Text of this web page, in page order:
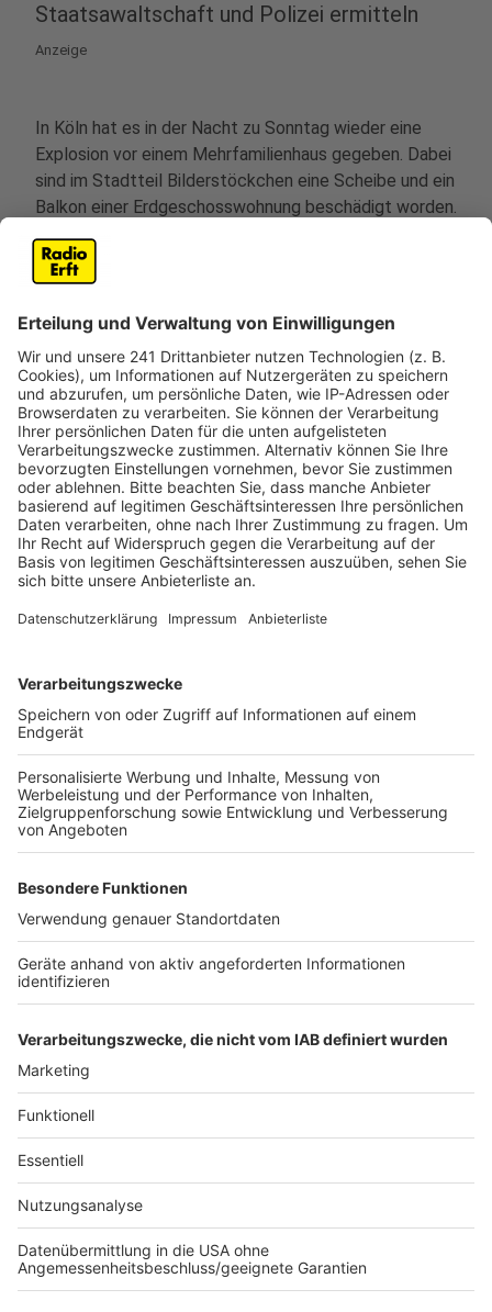
Staatsawaltschaft und Polizei ermitteln
Anzeige
In Köln hat es in der Nacht zu Sonntag wieder eine
Explosion vor einem Mehrfamilienhaus gegeben. Dabei
sind im Stadtteil Bilderstöckchen eine Scheibe und ein
Balkon einer Erdgeschosswohnung beschädigt worden.
Glücklicherweise wurde niemand verletzt, heißt es von
der Polizei. Anwohner hatten gegen 1.30 Uhr nach
einem lauten Knall die Polizei gerufen. Die
Ermittlungen laufen aktuell in alle Richtungen, heißt es
– mögliche Hintergründe sind bislang unklar.
Unklar ist auch, ob es Zusammenhänge zu den vielen
Explosionen in den letzten Monaten in Köln und Hürth
gibt – oder eine Verbindung zu möglichen
Auseinandersetzungen im Drogenmilieu besteht. Zur
Zeit werde geprüft, ob die zuständige
Ermittlungsgruppe „Fusion“ übernimmt. Außerdem
suchen die Ermittler nach Zeugen, die in der letzten
Nacht rund um das Haus in der Straße "Am
Bilderstöckchen" vor oder nach der Explosion etwas
beobachtet haben. Hinweise bitte telefonisch unter
poststelle.koeln@polizei.nrw.de
Anzeige
Weitere Themen von Rhein und Erft
Anzeige
Wende in Ermittlungen zu Explosionen in Köln und
Region
Auto überschlägt sich an Auffahrt Frechen
Anzeige
Anzeige